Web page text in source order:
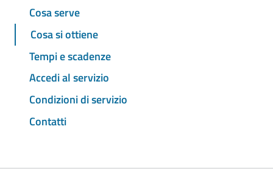
Cosa serve
Cosa si ottiene
Tempi e scadenze
Accedi al servizio
Condizioni di servizio
Contatti